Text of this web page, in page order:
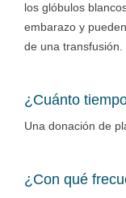
los glóbulos
embarazo y
de una transfusión.
¿Cuánto
Una donación de
¿Con qué